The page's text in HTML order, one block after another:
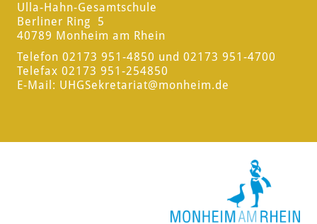
Ulla-Hahn-Gesamtschule
Berliner Ring 5
40789 Monheim am Rhein
Telefon 02173 951-4850 und 02173 951-4700
Telefax 02173 951-254850
E-Mail: UHGSekretariat@monheim.de